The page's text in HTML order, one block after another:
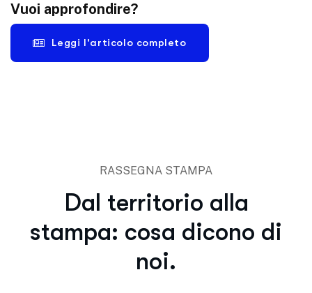
Vuoi approfondire?
Leggi l'articolo completo
RASSEGNA STAMPA
Dal territorio alla
stampa: cosa dicono di
noi.